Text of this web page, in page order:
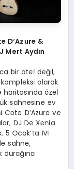
D’Azure &
Mert Aydın
bir otel değil,
olarak
haritasında özel
sahnesine ev
Cote D’Azure ve
DJ De Xenia
5 Ocak’ta IVI
sahne,
durağına